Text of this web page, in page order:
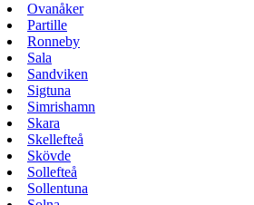
Ovanåker
Partille
Ronneby
Sala
Sandviken
Sigtuna
Simrishamn
Skara
Skellefteå
Skövde
Sollefteå
Sollentuna